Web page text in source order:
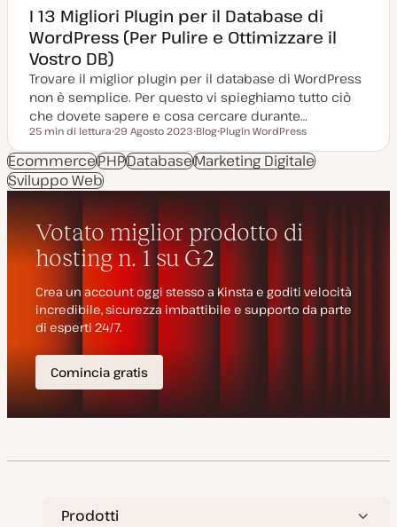
I 13 Migliori Plugin per il Database di
WordPress (Per Pulire e Ottimizzare il
Vostro DB)
Trovare il miglior plugin per il database di WordPress
non è semplice. Per questo vi spieghiamo tutto ciò
che dovete sapere e cosa cercare durante…
Tempo di lettura
25 min di lettura
a
t
a
o
n
a
a
29 Agosto 2023
o
s
t
Blog
r
g
m
o
Plugin WordPress
EcommercePHPDatabaseMarketing Digitale
Sviluppo Web
Prodotti